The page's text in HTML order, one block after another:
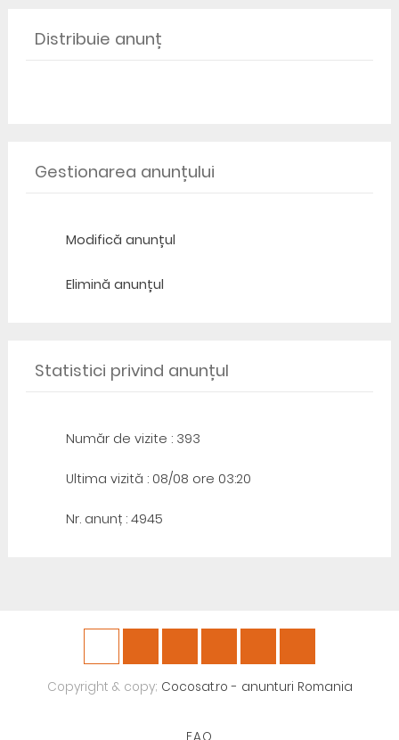
Distribuie anunț
Gestionarea anunțului
Modifică anunțul
Elimină anunțul
Statistici privind anunțul
Număr de vizite : 393
Ultima vizită : 08/08 ore 03:20
Nr. anunț : 4945
Copyright & copy; Cocosat.ro - anunturi Romania